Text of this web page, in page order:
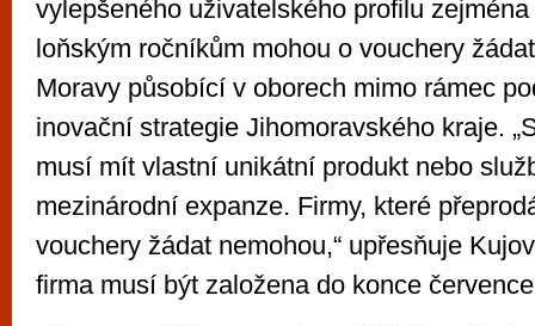
vylepšeného uživatelského profilu
loňským ročníkům mohou o vouchery
Moravy působící v oborech mimo rámec
inovační strategie Jihomoravského kraje.
musí mít vlastní unikátní produkt nebo
mezinárodní expanze. Firmy, které
vouchery žádat nemohou,“ upřesňuje
firma musí být založena do konce